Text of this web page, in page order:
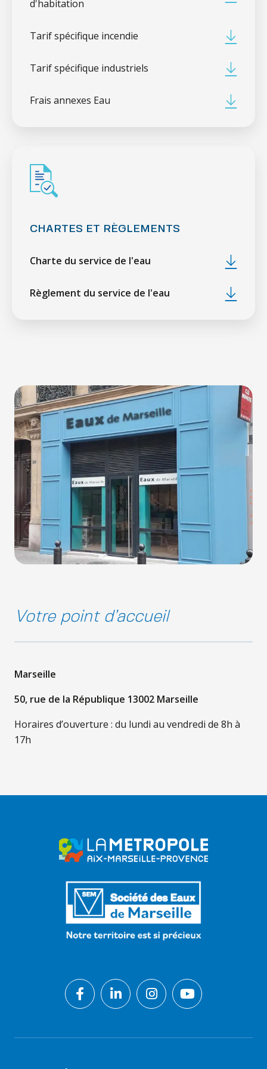
d'habitation
Tarif spécifique incendie
Tarif spécifique industriels
Frais annexes Eau
CHARTES ET RÈGLEMENTS
Charte du service de l'eau
Règlement du service de l'eau
Votre point d’accueil
Marseille
50, rue de la République 13002 Marseille
Horaires d’ouverture : du lundi au vendredi de 8h à
17h